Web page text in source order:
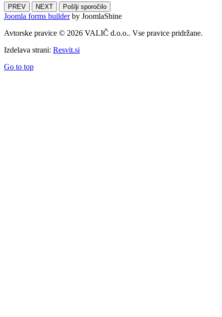
PREV NEXT Pošlji sporočilo
Joomla forms builderby JoomlaShine
Avtorske pravice © 2026 VALIČ d.o.o.. Vse pravice pridržane.
Izdelava strani: Resvit.si
Go to top